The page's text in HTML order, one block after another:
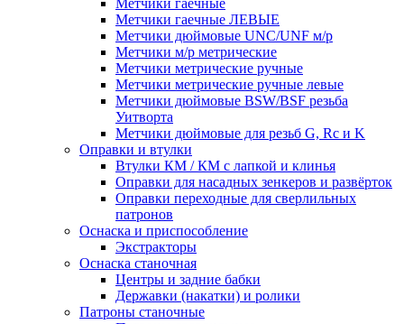
Метчики гаечные
Метчики гаечные ЛЕВЫЕ
Метчики дюймовые UNC/UNF м/р
Метчики м/р метрические
Метчики метрические ручные
Метчики метрические ручные левые
Метчики дюймовые BSW/BSF резьба
Уитворта
Метчики дюймовые для резьб G, Rc и K
Оправки и втулки
Втулки КМ / КМ с лапкой и клинья
Оправки для насадных зенкеров и развёрток
Оправки переходные для сверлильных
патронов
Оснаска и приспособление
Экстракторы
Оснаска станочная
Центры и задние бабки
Державки (накатки) и ролики
Патроны станочные